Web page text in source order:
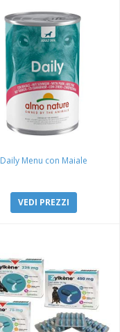
Daily Menu con Maiale
VEDI PREZZI